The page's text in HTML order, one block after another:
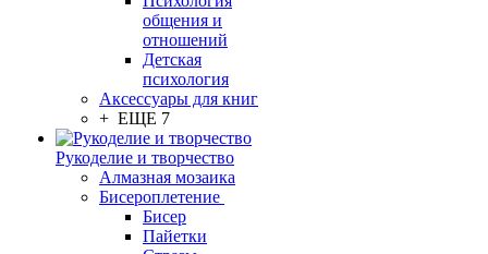
общения и
отношений
Детская
психология
Аксессуары для книг
+ ЕЩЕ 7
Рукоделие и творчество
Алмазная мозаика
Бисероплетение
Бисер
Пайетки